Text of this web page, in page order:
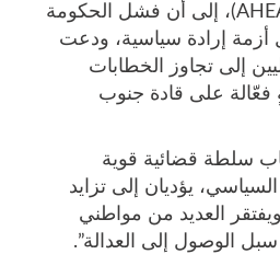
وأشار تحالف (AHEAD Africa)، إلى أن فشل الحكومة
أزمة إرادة سياسية، ودعت
إلى تجاوز الخطابات
على قادة جنوب
سلطة قضائية قوية
يؤديان إلى تزايد
العديد من مواطني
الوصول إلى العدالة”.